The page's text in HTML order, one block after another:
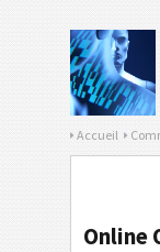
Accueil
Online